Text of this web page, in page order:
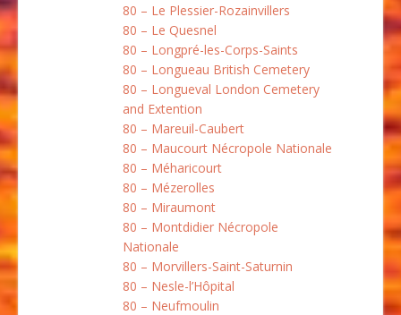
80 – Le Plessier-Rozainvillers
80 – Le Quesnel
80 – Longpré-les-Corps-Saints
80 – Longueau British Cemetery
80 – Longueval London Cemetery
and Extention
80 – Mareuil-Caubert
80 – Maucourt Nécropole Nationale
80 – Méharicourt
80 – Mézerolles
80 – Miraumont
80 – Montdidier Nécropole
Nationale
80 – Morvillers-Saint-Saturnin
80 – Nesle-l’Hôpital
80 – Neufmoulin